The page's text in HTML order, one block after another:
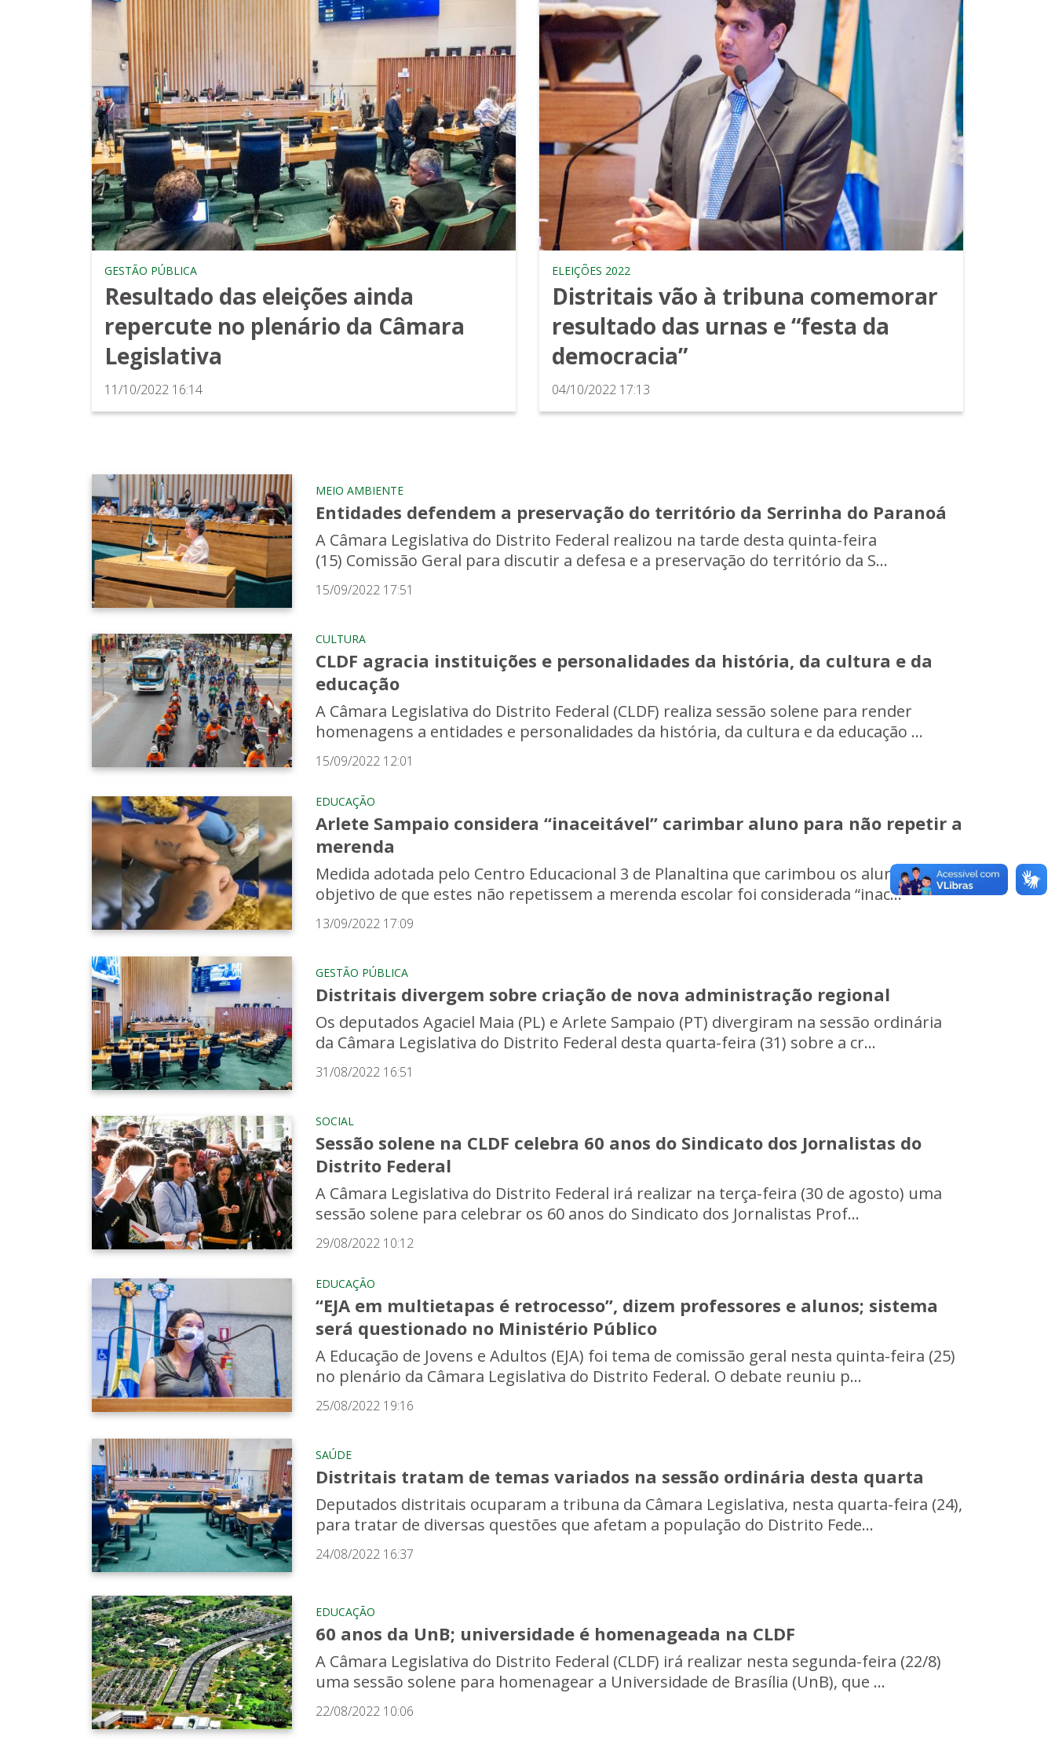
GESTÃO PÚBLICA
Resultado das eleições ainda
repercute no plenário da Câmara
Legislativa
11/10/2022 16:14
ELEIÇÕES 2022
Distritais vão à tribuna comemorar
resultado das urnas e “festa da
democracia”
04/10/2022 17:13
MEIO AMBIENTE
Entidades defendem a preservação do território da Serrinha do Paranoá
A Câmara Legislativa do Distrito Federal realizou na tarde desta quinta-feira
(15) Comissão Geral para discutir a defesa e a preservação do território da S...
15/09/2022 17:51
CULTURA
CLDF agracia instituições e personalidades da história, da cultura e da
educação
A Câmara Legislativa do Distrito Federal (CLDF) realiza sessão solene para render
homenagens a entidades e personalidades da história, da cultura e da educação ...
15/09/2022 12:01
EDUCAÇÃO
Arlete Sampaio considera “inaceitável” carimbar aluno para não repetir a
merenda
Medida adotada pelo Centro Educacional 3 de Planaltina que carimbou os alunos com o
objetivo de que estes não repetissem a merenda escolar foi considerada “inac...
13/09/2022 17:09
GESTÃO PÚBLICA
Distritais divergem sobre criação de nova administração regional
Os deputados Agaciel Maia (PL) e Arlete Sampaio (PT) divergiram na sessão ordinária
da Câmara Legislativa do Distrito Federal desta quarta-feira (31) sobre a cr...
31/08/2022 16:51
SOCIAL
Sessão solene na CLDF celebra 60 anos do Sindicato dos Jornalistas do
Distrito Federal
A Câmara Legislativa do Distrito Federal irá realizar na terça-feira (30 de agosto) uma
sessão solene para celebrar os 60 anos do Sindicato dos Jornalistas Prof...
29/08/2022 10:12
EDUCAÇÃO
“EJA em multietapas é retrocesso”, dizem professores e alunos; sistema
será questionado no Ministério Público
A Educação de Jovens e Adultos (EJA) foi tema de comissão geral nesta quinta-feira (25)
no plenário da Câmara Legislativa do Distrito Federal. O debate reuniu p...
25/08/2022 19:16
SAÚDE
Distritais tratam de temas variados na sessão ordinária desta quarta
Deputados distritais ocuparam a tribuna da Câmara Legislativa, nesta quarta-feira (24),
para tratar de diversas questões que afetam a população do Distrito Fede...
24/08/2022 16:37
EDUCAÇÃO
60 anos da UnB; universidade é homenageada na CLDF
A Câmara Legislativa do Distrito Federal (CLDF) irá realizar nesta segunda-feira (22/8)
uma sessão solene para homenagear a Universidade de Brasília (UnB), que ...
22/08/2022 10:06